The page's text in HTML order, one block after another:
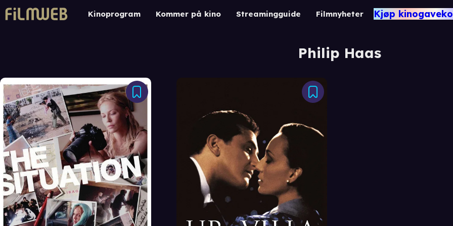
Kinoprogram Kommer på kino Streamingguide Filmnyheter Kjøp
Philip Haas